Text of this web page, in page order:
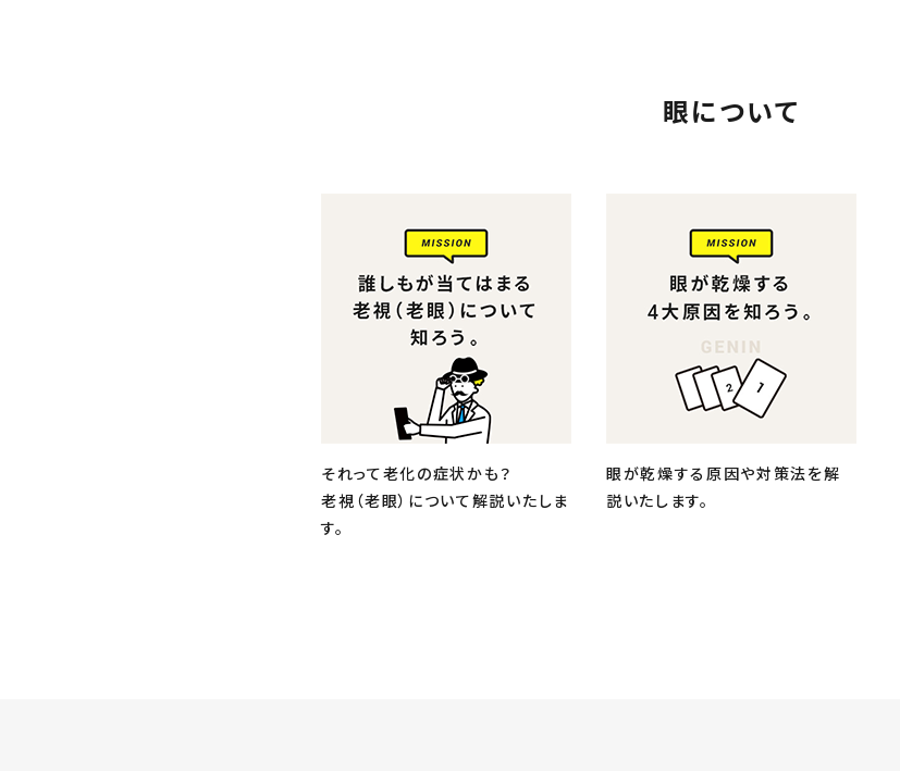
眼について
それって老化の症状かも？
老視（老眼）について解説いたしま
す。
眼が乾燥する原因や対策法を解
説いたします。